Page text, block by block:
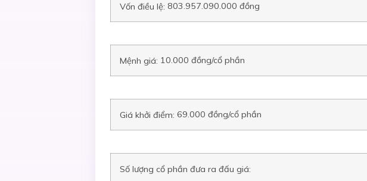
Vốn điều lệ: 803.957.090.000 đồng
Mệnh giá: 10.000 đồng/cổ phần
Giá khởi điểm: 69.000 đồng/cổ phần
Số lượng cổ phần đưa ra đấu giá: